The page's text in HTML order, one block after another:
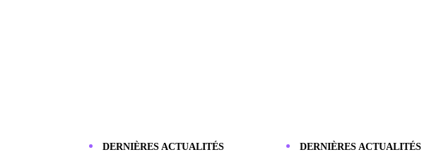
DERNIÈRES ACTUALITÉS DERNIÈRES ACTUALITÉS